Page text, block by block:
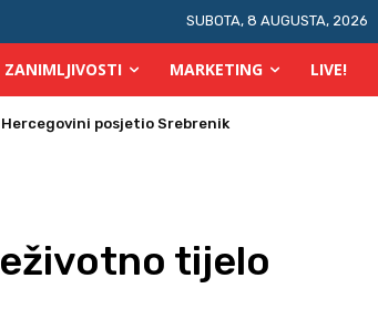
SUBOTA, 8 AUGUSTA, 2026
ZANIMLJIVOSTI MARKETING LIVE!
tijelo